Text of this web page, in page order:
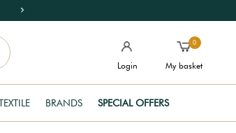
Login
0
My basket
BRANDS SPECIAL OFFERS